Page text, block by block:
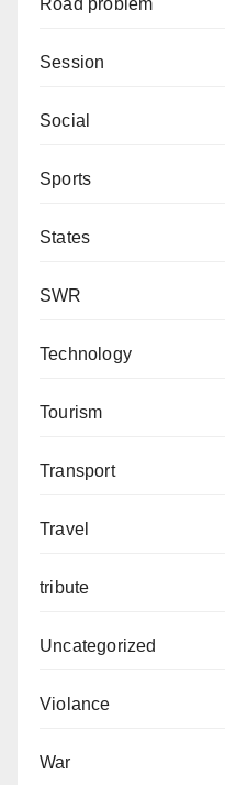
Session
Social
Sports
States
SWR
Technology
Tourism
Transport
Travel
tribute
Uncategorized
Violance
War